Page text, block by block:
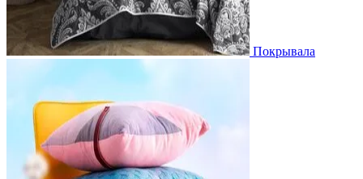
Покрывала